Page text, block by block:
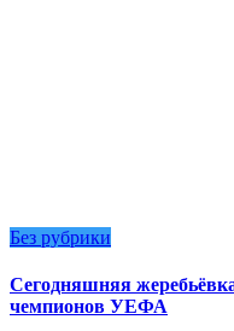
Без рубрики
Сегодняшняя
чемпионов УЕФА